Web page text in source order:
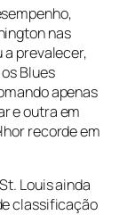
nas
a prevalecer,
Blues
apenas
e outra em
recorde em
Louis ainda
classificação